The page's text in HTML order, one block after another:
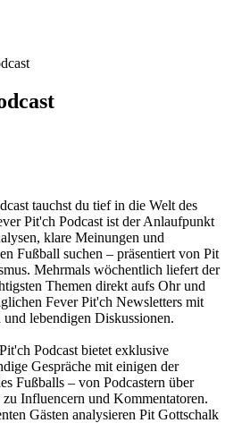
tauchst du tief in die Welt des
Pit'ch Podcast ist der Anlaufpunkt
klare Meinungen und
Fußball suchen – präsentiert von Pit
Mehrmals wöchentlich liefert der
Themen direkt aufs Ohr und
Fever Pit'ch Newsletters mit
lebendigen Diskussionen.
Podcast bietet exklusive
Gespräche mit einigen der
Fußballs – von Podcastern über
Influencern und Kommentatoren.
Gästen analysieren Pit Gottschalk